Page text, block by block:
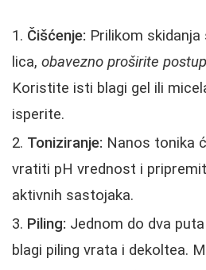
Čišćenje: Prilikom skidanja
lica, obavezno proširite
Koristite isti blagi gel ili
isperite.
Toniziranje: Nanos tonika
vratiti pH vrednost i
aktivnih sastojaka.
Piling: Jednom do dva
blagi piling vrata i dekoltea.